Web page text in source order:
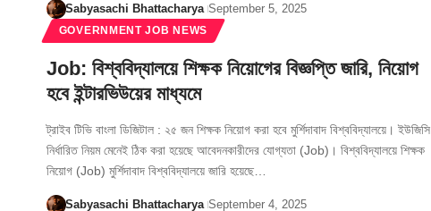
Sabyasachi Bhattacharya September 5, 2025
GOVERNMENT JOB NEWS
Job: বিশ্ববিদ্যালয়ে শিক্ষক নিয়োগের বিজ্ঞপ্তি জারি, নিয়োগ
হবে ইন্টারভিউয়ের মাধ্যমে
ট্রাইব টিভি বাংলা ডিজিটাল : ২৫ জন শিক্ষক নিয়োগ করা হবে মুর্শিদাবাদ বিশ্ববিদ্যালয়ে। ইউজিসি
নির্ধারিত নিয়ম মেনেই ঠিক করা হয়েছে আবেদনকারীদের যোগ্যতা (Job)। বিশ্ববিদ্যালয়ে শিক্ষক
নিয়োগ (Job) মুর্শিদাবাদ বিশ্ববিদ্যালয়ে জারি হয়েছে…
Sabyasachi Bhattacharya September 4, 2025